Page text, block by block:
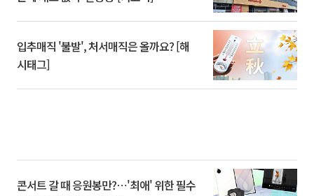
입추매직 '불발', 처서매직은 올까요? [해
시태그]
콘서트 갈 때 응원봉만?⋯'최애' 위한 필수